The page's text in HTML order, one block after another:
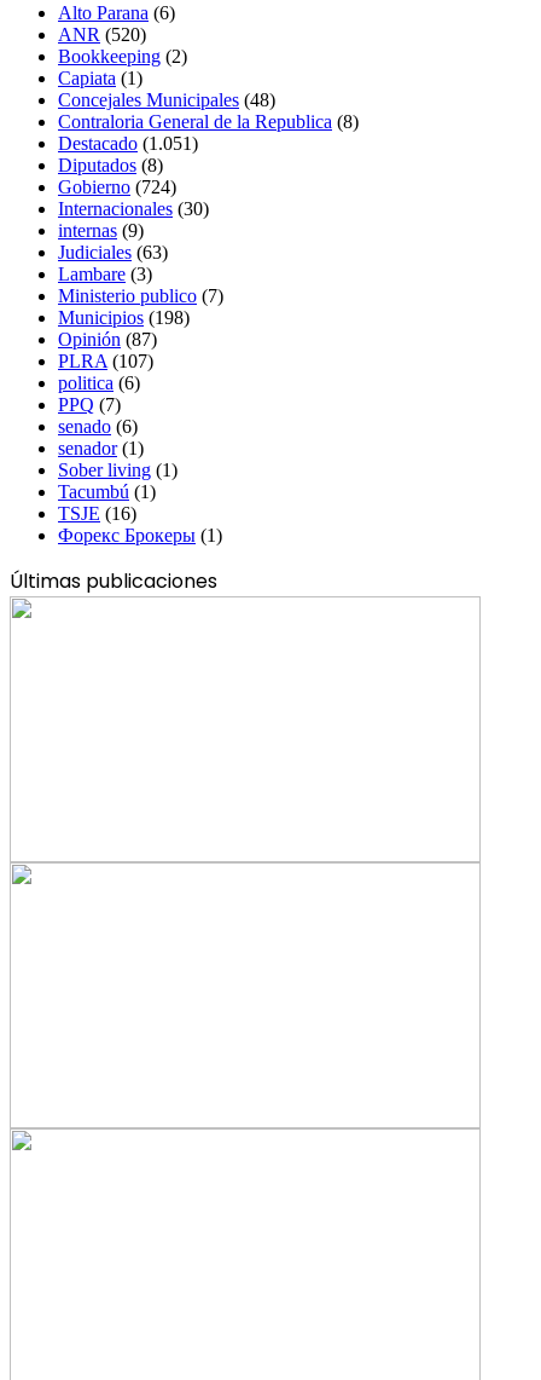
Alto Parana (6)
ANR (520)
Bookkeeping (2)
Capiata (1)
Concejales Municipales (48)
Contraloria General de la Republica (8)
Destacado (1.051)
Diputados (8)
Gobierno (724)
Internacionales (30)
internas (9)
Judiciales (63)
Lambare (3)
Ministerio publico (7)
Municipios (198)
Opinión (87)
PLRA (107)
politica (6)
PPQ (7)
senado (6)
senador(1)
Sober living (1)
Tacumbú (1)
TSJE (16)
Форекс Брокеры (1)
Últimas publicaciones